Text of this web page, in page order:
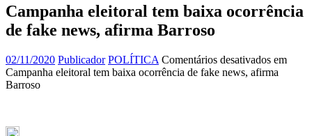
Campanha eleitoral tem baixa ocorrência
de fake news, afirma Barroso
02/11/2020 Publicador POLÍTICA Comentários desativados em
Campanha eleitoral tem baixa ocorrência de fake news, afirma
Barroso